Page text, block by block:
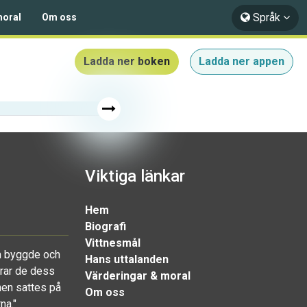
Om oss Språk
Ladda ner boken Ladda ner appen
byggde och
de dess
sattes på
Viktiga länkar
Hem
Biografi
Vittnesmål
Hans uttalanden
Värderingar & moral
Om oss